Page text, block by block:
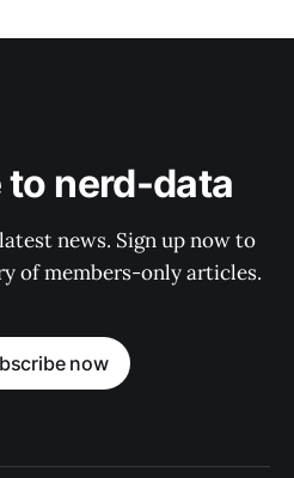
nerd-data
news. Sign up now to
of members-only articles.
now